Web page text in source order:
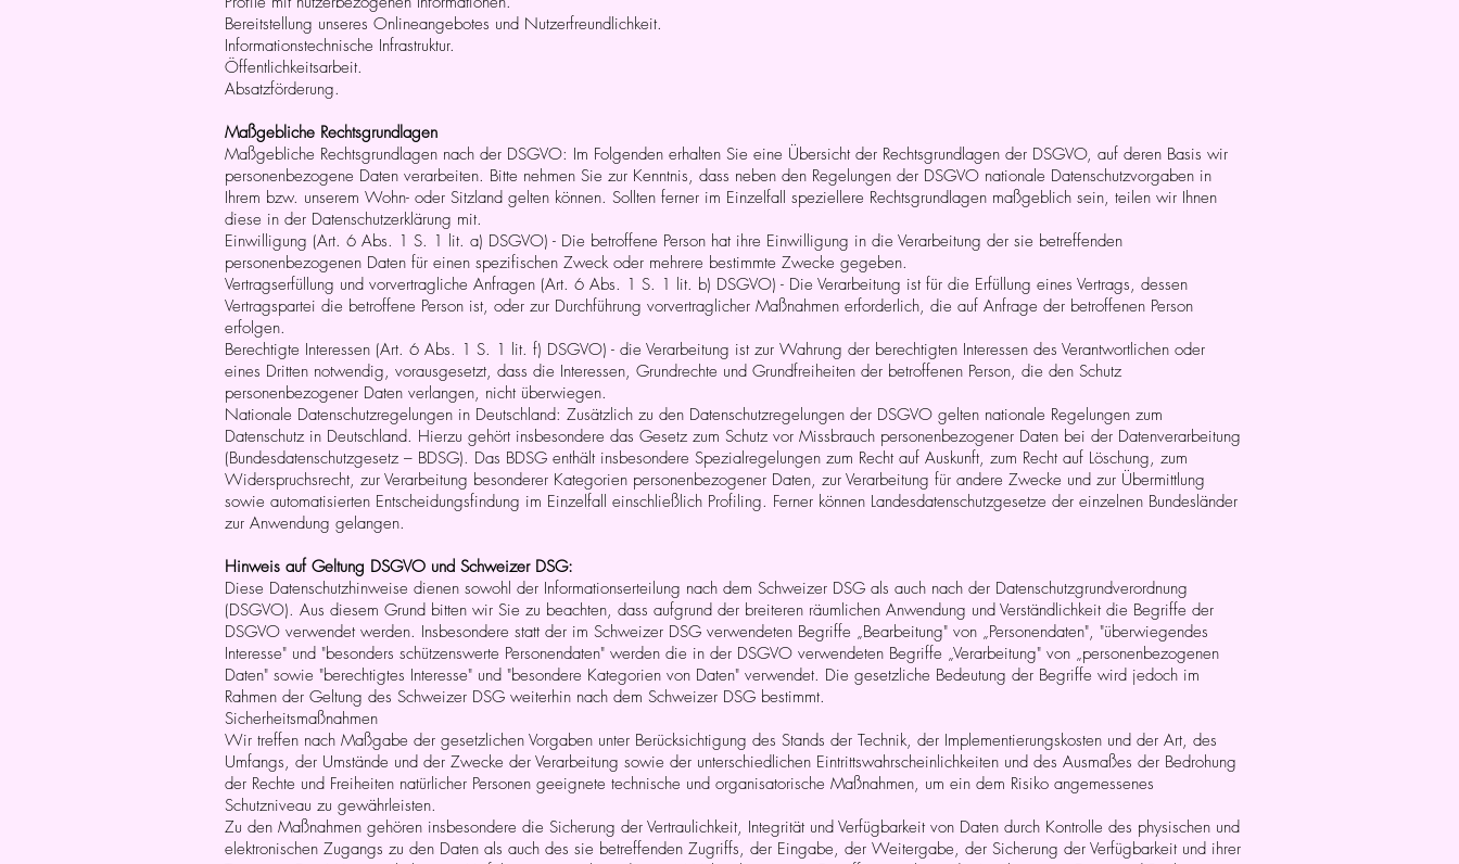
Bereitstellung unseres Onlineangebotes und Nutzerfreundlichkeit.
Informationstechnische Infrastruktur.
Öffentlichkeitsarbeit.
Absatzförderung.
Maßgebliche Rechtsgrundlagen
Maßgebliche Rechtsgrundlagen nach der DSGVO: Im Folgenden erhalten Sie eine Übersicht der Rechtsgrundlagen der DSGVO, auf deren Basis wir
personenbezogene Daten verarbeiten. Bitte nehmen Sie zur Kenntnis, dass neben den Regelungen der DSGVO nationale Datenschutzvorgaben in
Ihrem bzw. unserem Wohn- oder Sitzland gelten können. Sollten ferner im Einzelfall speziellere Rechtsgrundlagen maßgeblich sein, teilen wir Ihnen
diese in der Datenschutzerklärung mit.
Einwilligung (Art. 6 Abs. 1 S. 1 lit. a) DSGVO) - Die betroffene Person hat ihre Einwilligung in die Verarbeitung der sie betreffenden
personenbezogenen Daten für einen spezifischen Zweck oder mehrere bestimmte Zwecke gegeben.
Vertragserfüllung und vorvertragliche Anfragen (Art. 6 Abs. 1 S. 1 lit. b) DSGVO) - Die Verarbeitung ist für die Erfüllung eines Vertrags, dessen
Vertragspartei die betroffene Person ist, oder zur Durchführung vorvertraglicher Maßnahmen erforderlich, die auf Anfrage der betroffenen Person
erfolgen.
Berechtigte Interessen (Art. 6 Abs. 1 S. 1 lit. f) DSGVO) - die Verarbeitung ist zur Wahrung der berechtigten Interessen des Verantwortlichen oder
eines Dritten notwendig, vorausgesetzt, dass die Interessen, Grundrechte und Grundfreiheiten der betroffenen Person, die den Schutz
personenbezogener Daten verlangen, nicht überwiegen.
Nationale Datenschutzregelungen in Deutschland: Zusätzlich zu den Datenschutzregelungen der DSGVO gelten nationale Regelungen zum
Datenschutz in Deutschland. Hierzu gehört insbesondere das Gesetz zum Schutz vor Missbrauch personenbezogener Daten bei der Datenverarbeitung
(Bundesdatenschutzgesetz – BDSG). Das BDSG enthält insbesondere Spezialregelungen zum Recht auf Auskunft, zum Recht auf Löschung, zum
Widerspruchsrecht, zur Verarbeitung besonderer Kategorien personenbezogener Daten, zur Verarbeitung für andere Zwecke und zur Übermittlung
sowie automatisierten Entscheidungsfindung im Einzelfall einschließlich Profiling. Ferner können Landesdatenschutzgesetze der einzelnen Bundesländer
zur Anwendung gelangen.
Hinweis auf Geltung DSGVO und Schweizer DSG:
Diese Datenschutzhinweise dienen sowohl der Informationserteilung nach dem Schweizer DSG als auch nach der Datenschutzgrundverordnung
(DSGVO). Aus diesem Grund bitten wir Sie zu beachten, dass aufgrund der breiteren räumlichen Anwendung und Verständlichkeit die Begriffe der
DSGVO verwendet werden. Insbesondere statt der im Schweizer DSG verwendeten Begriffe „Bearbeitung" von „Personendaten", "überwiegendes
Interesse" und "besonders schützenswerte Personendaten" werden die in der DSGVO verwendeten Begriffe „Verarbeitung" von „personenbezogenen
Daten" sowie "berechtigtes Interesse" und "besondere Kategorien von Daten" verwendet. Die gesetzliche Bedeutung der Begriffe wird jedoch im
Rahmen der Geltung des Schweizer DSG weiterhin nach dem Schweizer DSG bestimmt.
Sicherheitsmaßnahmen
Wir treffen nach Maßgabe der gesetzlichen Vorgaben unter Berücksichtigung des Stands der Technik, der Implementierungskosten und der Art, des
Umfangs, der Umstände und der Zwecke der Verarbeitung sowie der unterschiedlichen Eintrittswahrscheinlichkeiten und des Ausmaßes der Bedrohung
der Rechte und Freiheiten natürlicher Personen geeignete technische und organisatorische Maßnahmen, um ein dem Risiko angemessenes
Schutzniveau zu gewährleisten.
Zu den Maßnahmen gehören insbesondere die Sicherung der Vertraulichkeit, Integrität und Verfügbarkeit von Daten durch Kontrolle des physischen und
elektronischen Zugangs zu den Daten als auch des sie betreffenden Zugriffs, der Eingabe, der Weitergabe, der Sicherung der Verfügbarkeit und ihrer